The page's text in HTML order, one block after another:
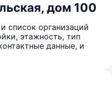
дом 100
список организаций
этажность, тип
данные, и